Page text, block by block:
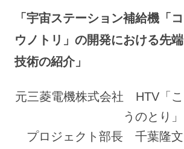
「宇宙ステーション補給機「コ
ウノトリ」の開発における先端
技術の紹介」
元三菱電機株式会社 HTV「こ
うのとり」
プロジェクト部長 千葉隆文